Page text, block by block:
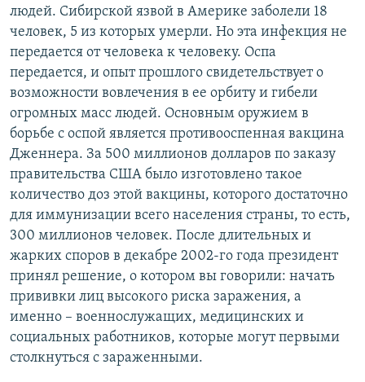
людей. Сибирской язвой в Америке заболели 18
человек, 5 из которых умерли. Но эта инфекция не
передается от человека к человеку. Оспа
передается, и опыт прошлого свидетельствует о
возможности вовлечения в ее орбиту и гибели
огромных масс людей. Основным оружием в
борьбе с оспой является противооспенная вакцина
Дженнера. За 500 миллионов долларов по заказу
правительства США было изготовлено такое
количество доз этой вакцины, которого достаточно
для иммунизации всего населения страны, то есть,
300 миллионов человек. После длительных и
жарких споров в декабре 2002-го года президент
принял решение, о котором вы говорили: начать
прививки лиц высокого риска заражения, а
именно – военнослужащих, медицинских и
социальных работников, которые могут первыми
столкнуться с зараженными.